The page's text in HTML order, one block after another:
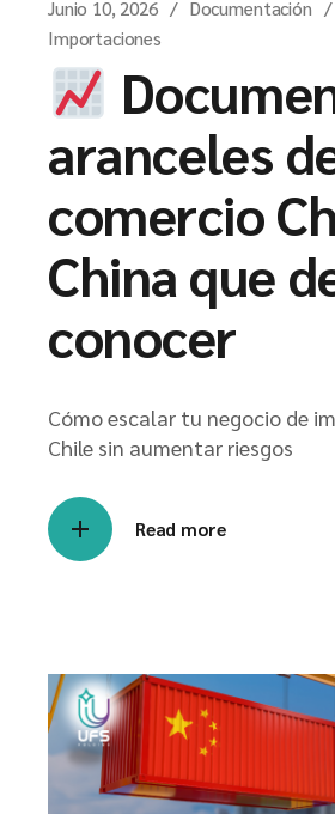
Junio 10, 2026 Documentación
Importaciones
aranceles
comercio
China que
conocer
Cómo escalar tu negocio de
Chile sin aumentar riesgos
Read more